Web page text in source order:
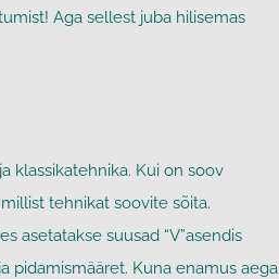
Aga sellest juba hilisemas
klassikatehnika. Kui on soov
tehnikat soovite sõita.
asetatakse suusad “V”asendis
pidamismääret. Kuna enamus aega